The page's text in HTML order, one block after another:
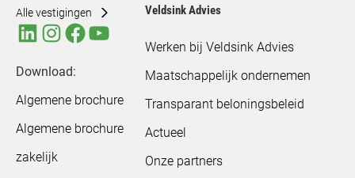
Alle vestigingen
Download:
Algemene brochure
Algemene brochure
zakelijk
Veldsink Advies
Werken bij Veldsink Advies
Maatschappelijk ondernemen
Transparant beloningsbeleid
Actueel
Onze partners